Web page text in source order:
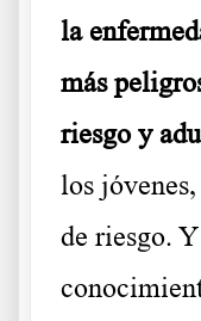
la
más
riesgo y
los
de riesgo.